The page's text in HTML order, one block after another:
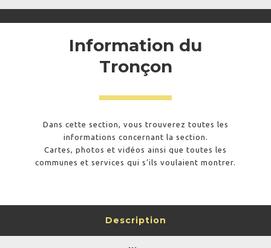
Information du
Tronçon
Dans cette section, vous trouverez toutes les
informations concernant la section.
Cartes, photos et vidéos ainsi que toutes les
communes et services qui s’ils voulaient montrer.
Description